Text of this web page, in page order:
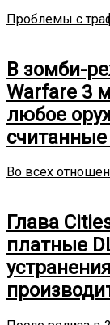
Проблемы с
В зомби-
Warfare 3
любое
Во всех
Глава
платные